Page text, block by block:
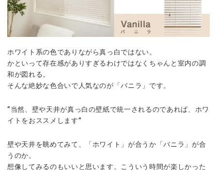
ホワイト系の色でありながら真っ白ではない。
かといって存在感がありすぎるわけではなくちゃんと室内の調
和が図れる。
そんな絶妙な色合いで人気なのが「バニラ」です。
”当然、壁や天井が真っ白の壁紙で統一されるのであれば、 ホワ
イトをおススメします”
壁や天井を眺めてみて、
「ホワイト」が合うか「バニラ」が合
うのか。
想像してみるのもいいと思います。 こういう時間が楽しかった